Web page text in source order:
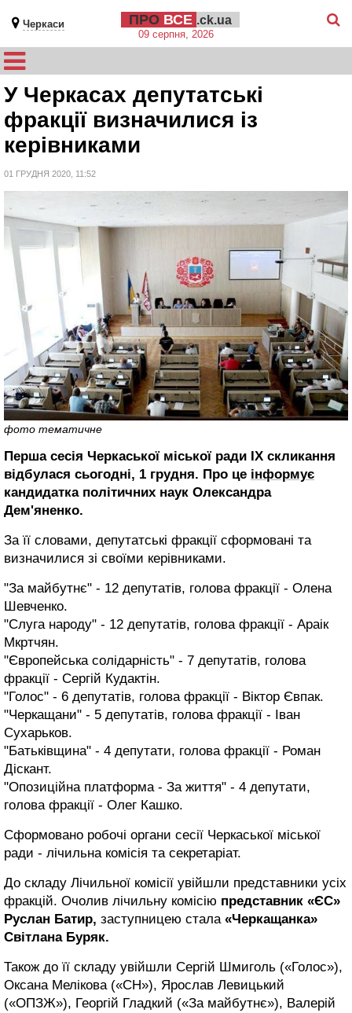
Черкаси ПРО ВСЕ .ck.ua
09 серпня, 2026
У Черкасах депутатські
фракції визначилися із
керівниками
01 ГРУДНЯ 2020, 11:52
фото тематичне
Перша сесія Черкаської міської ради IX скликання
відбулася сьогодні, 1 грудня. Про це інформує
кандидатка політичних наук Олександра
Дем'яненко.
За її словами, депутатські фракції сформовані та
визначилися зі своїми керівниками.
"За майбутнє" - 12 депутатів, голова фракції - Олена
Шевченко.
"Слуга народу" - 12 депутатів, голова фракції - Араік
Мкртчян.
"Європейська солідарність" - 7 депутатів, голова
фракції - Сергій Кудактін.
"Голос" - 6 депутатів, голова фракції - Віктор Євпак.
"Черкащани" - 5 депутатів, голова фракції - Іван
Сухарьков.
"Батьківщина" - 4 депутати, голова фракції - Роман
Діскант.
"Опозиційна платформа - За життя" - 4 депутати,
голова фракції - Олег Кашко.
Сформовано робочі органи сесії Черкаської міської
ради - лічильна комісія та секретаріат.
До складу Лічильної комісії увійшли представники усіх
фракцій. Очолив лічильну комісію представник «ЄС»
Руслан Батир, заступницею стала «Черкащанка»
Світлана Буряк.
Також до її складу увійшли Сергій Шмиголь («Голос»),
Оксана Мелікова («СН»), Ярослав Левицький
(«ОПЗЖ»), Георгій Гладкий («За майбутнє»), Валерій